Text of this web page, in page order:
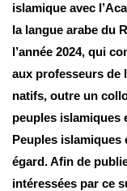
islamique avec
la langue arabe du
l’année 2024, qui
aux professeurs de
natifs, outre un
peuples islamiques
Peuples islamiques
égard. Afin de
intéressées par ce